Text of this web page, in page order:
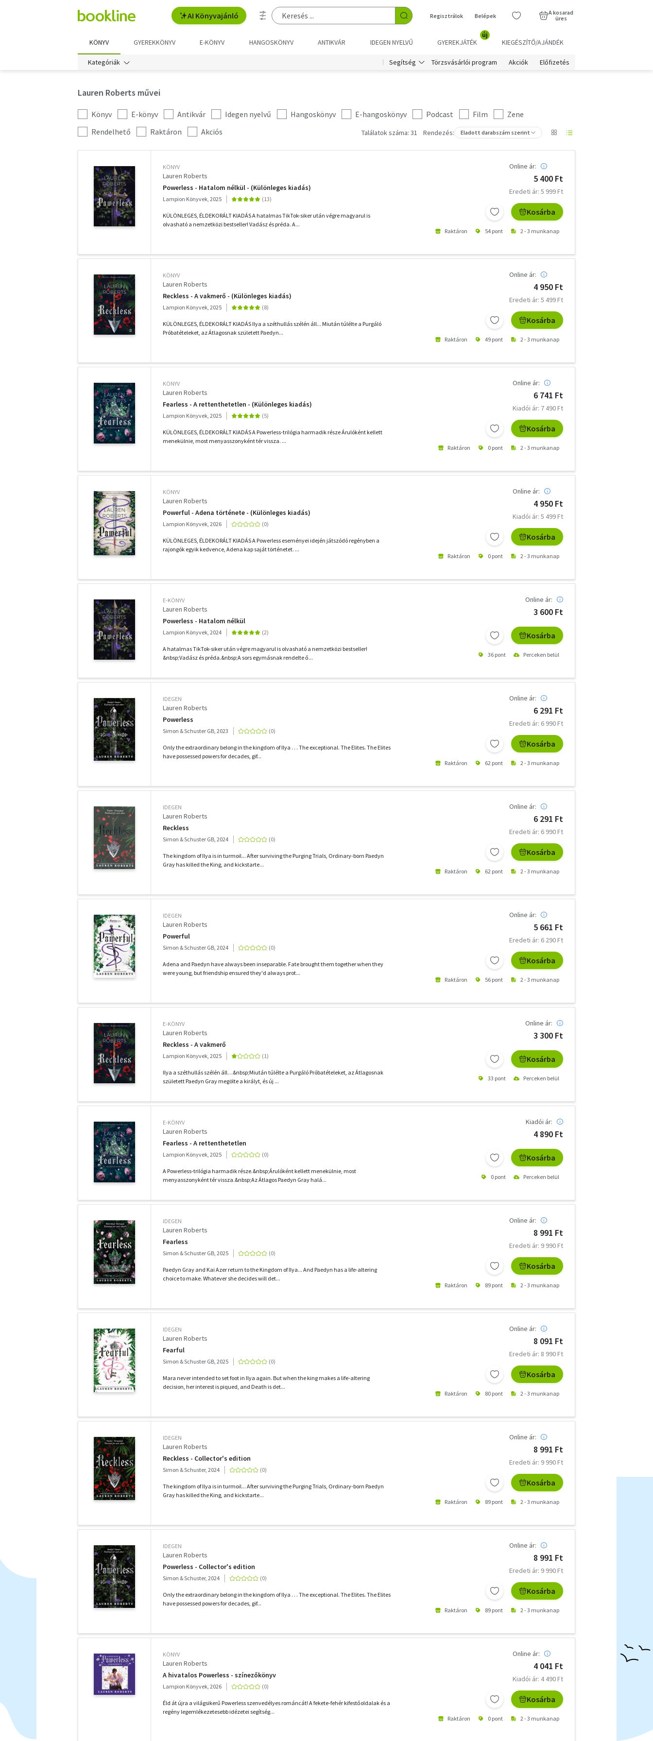
AI Könyvajánló Regisztrálok Belépek
A kosarad
üres
KÖNYV GYEREKKÖNYV E-KÖNYV HANGOSKÖNYV ANTIKVÁR IDEGEN NYELVŰ GYEREKJÁTÉK
új
KIEGÉSZÍTŐ/AJÁNDÉK
Kategóriák Segítség Törzsvásárlói program Akciók Előfizetés
Lauren Roberts művei
Kategória
szűrés
Könyv E-könyv Antikvár Idegen nyelvű Hangoskönyv E-hangoskönyv Podcast Film
Zene
További
szűrők
Rendelhető Raktáron Akciós Találatok száma: 31 Rendezés: Eladott darabszám szerint
KÖNYV
Lauren Roberts
Powerless - Hatalom nélkül - (Különleges kiadás)
Lampion Könyvek, 2025
KÜLÖNLEGES, ÉLDEKORÁLT KIADÁS A hatalmas TikTok-siker után végre magyarul is
olvasható a nemzetközi bestseller! Vadász és préda. A...
Online ár:
5 400 Ft
Eredeti ár: 5 999 Ft
Kosárba
Raktáron 54 pont 2 - 3 munkanap
KÖNYV
Lauren Roberts
Reckless - A vakmerő - (Különleges kiadás)
Lampion Könyvek, 2025
KÜLÖNLEGES, ÉLDEKORÁLT KIADÁS Ilya a széthullás szélén áll... Miután túlélte a Purgáló
Próbatételeket, az Átlagosnak született Paedyn...
Online ár:
4 950 Ft
Eredeti ár: 5 499 Ft
Kosárba
Raktáron 49 pont 2 - 3 munkanap
KÖNYV
Lauren Roberts
Fearless - A rettenthetetlen - (Különleges kiadás)
Lampion Könyvek, 2025
KÜLÖNLEGES, ÉLDEKORÁLT KIADÁS A Powerless-trilógia harmadik része Árulóként kellett
menekülnie, most menyasszonyként tér vissza. ...
Online ár:
6 741 Ft
Kiadói ár: 7 490 Ft
Kosárba
Raktáron 0 pont 2 - 3 munkanap
KÖNYV
Lauren Roberts
Powerful - Adena története - (Különleges kiadás)
Lampion Könyvek, 2026
KÜLÖNLEGES, ÉLDEKORÁLT KIADÁS A Powerless eseményei idején játszódó regényben a
rajongók egyik kedvence, Adena kap saját történetet. ...
Online ár:
4 950 Ft
Kiadói ár: 5 499 Ft
Kosárba
Raktáron 0 pont 2 - 3 munkanap
E-KÖNYV
Lauren Roberts
Powerless - Hatalom nélkül
Lampion Könyvek, 2024
A hatalmas TikTok-siker után végre magyarul is olvasható a nemzetközi bestseller!
&nbsp;Vadász és préda.&nbsp;A sors egymásnak rendelte ő...
Online ár:
3 600 Ft
Kosárba
36 pont Perceken belül
IDEGEN
Lauren Roberts
Powerless
Simon & Schuster GB, 2023
Only the extraordinary belong in the kingdom of Ilya . . . The exceptional. The Elites. The Elites
have possessed powers for decades, gif...
Online ár:
6 291 Ft
Eredeti ár: 6 990 Ft
Kosárba
Raktáron 62 pont 2 - 3 munkanap
IDEGEN
Lauren Roberts
Reckless
Simon & Schuster GB, 2024
The kingdom of Ilya is in turmoil... After surviving the Purging Trials, Ordinary-born Paedyn
Gray has killed the King, and kickstarte...
Online ár:
6 291 Ft
Eredeti ár: 6 990 Ft
Kosárba
Raktáron 62 pont 2 - 3 munkanap
IDEGEN
Lauren Roberts
Powerful
Simon & Schuster GB, 2024
Adena and Paedyn have always been inseparable. Fate brought them together when they
were young, but friendship ensured they'd always prot...
Online ár:
5 661 Ft
Eredeti ár: 6 290 Ft
Kosárba
Raktáron 56 pont 2 - 3 munkanap
E-KÖNYV
Lauren Roberts
Reckless - A vakmerő
Lampion Könyvek, 2025
Ilya a széthullás szélén áll…&nbsp;Miután túlélte a Purgáló Próbatételeket, az Átlagosnak
született Paedyn Gray megölte a királyt, és új ...
Online ár:
3 300 Ft
Kosárba
33 pont Perceken belül
E-KÖNYV
Lauren Roberts
Fearless - A rettenthetetlen
Lampion Könyvek, 2025
A Powerless-trilógia harmadik része.&nbsp;Árulóként kellett menekülnie, most
menyasszonyként tér vissza.&nbsp;Az Átlagos Paedyn Gray halá...
Kiadói ár:
4 890 Ft
Kosárba
0 pont Perceken belül
IDEGEN
Lauren Roberts
Fearless
Simon & Schuster GB, 2025
Paedyn Gray and Kai Azer return to the Kingdom of Ilya... And Paedyn has a life-altering
choice to make. Whatever she decides will det...
Online ár:
8 991 Ft
Eredeti ár: 9 990 Ft
Kosárba
Raktáron 89 pont 2 - 3 munkanap
IDEGEN
Lauren Roberts
Fearful
Simon & Schuster GB, 2025
Mara never intended to set foot in Ilya again. But when the king makes a life-altering
decision, her interest is piqued, and Death is det...
Online ár:
8 091 Ft
Eredeti ár: 8 990 Ft
Kosárba
Raktáron 80 pont 2 - 3 munkanap
IDEGEN
Lauren Roberts
Reckless - Collector's edition
Simon & Schuster, 2024
The kingdom of Ilya is in turmoil... After surviving the Purging Trials, Ordinary-born Paedyn
Gray has killed the King, and kickstarte...
Online ár:
8 991 Ft
Eredeti ár: 9 990 Ft
Kosárba
Raktáron 89 pont 2 - 3 munkanap
IDEGEN
Lauren Roberts
Powerless - Collector's edition
Simon & Schuster, 2024
Only the extraordinary belong in the kingdom of Ilya . . . The exceptional. The Elites. The Elites
have possessed powers for decades, gif...
Online ár:
8 991 Ft
Eredeti ár: 9 990 Ft
Kosárba
Raktáron 89 pont 2 - 3 munkanap
KÖNYV
Lauren Roberts
A hivatalos Powerless - színezőkönyv
Lampion Könyvek, 2026
Éld át újra a világsikerű Powerless szenvedélyes románcát! A fekete-fehér kifestőoldalak és a
regény legemlékezetesebb idézetei segítség...
Online ár:
4 041 Ft
Kiadói ár: 4 490 Ft
Kosárba
Raktáron 0 pont 2 - 3 munkanap